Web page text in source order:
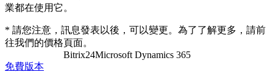
業都在使用它。
* 請您注意，訊息發表以後，可以變更。為了了解更多，請前
往我們的價格頁面。
Bitrix24Microsoft Dynamics 365
免費版本